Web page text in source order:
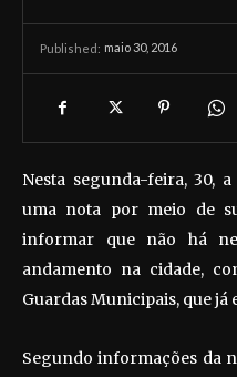
Published: maio 30, 2016
Nesta segunda-feira, 30,
uma nota por meio de
informar que não há
andamento na cidade,
Guardas Municipais, que
Segundo informações da